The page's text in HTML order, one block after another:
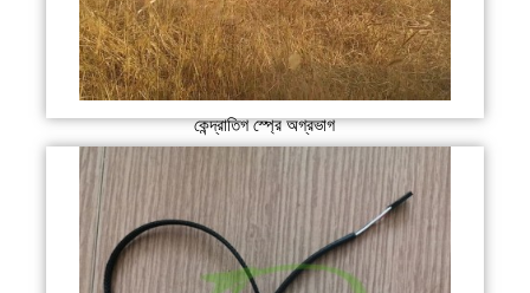
কেন্দ্রাতিগ স্প্রে অগ্রভাগ